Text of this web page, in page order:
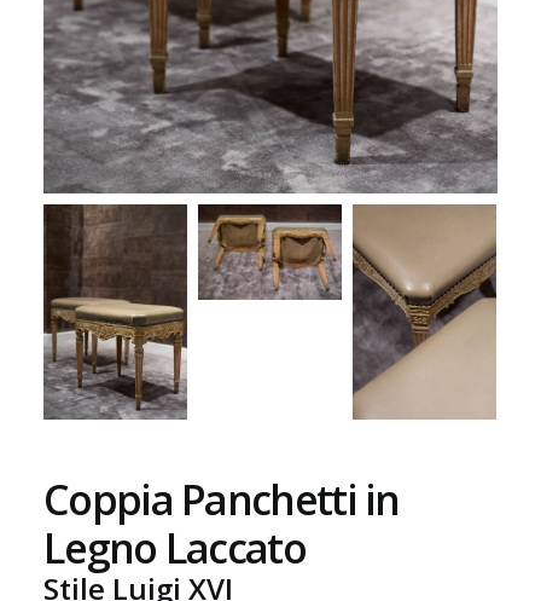
Coppia Panchetti in
Legno Laccato
Stile Luigi XVI